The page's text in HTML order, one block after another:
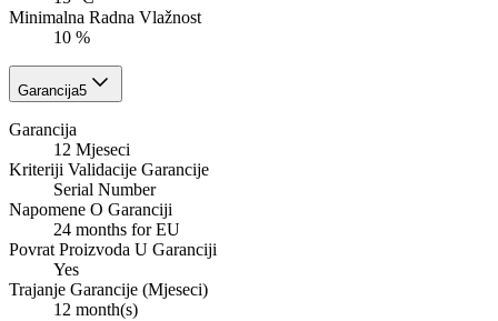
Minimalna Radna Vlažnost
10 %
Garancija5
Garancija
12 Mjeseci
Kriteriji Validacije Garancije
Serial Number
Napomene O Garanciji
24 months for EU
Povrat Proizvoda U Garanciji
Yes
Trajanje Garancije (Mjeseci)
12 month(s)